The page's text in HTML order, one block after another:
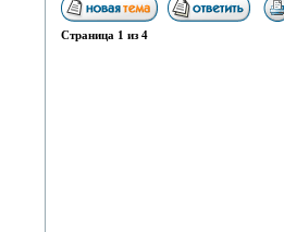
Страница 1 из4